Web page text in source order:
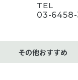
TEL
03-
その他おすすめ